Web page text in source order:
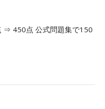
⇒ 450点 公式問題集で150